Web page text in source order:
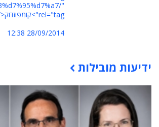
"
rel="tag">קומפוזדוק</a>
28/09/2014 12:38
תוכן פרסומי
ידיעות מובילות